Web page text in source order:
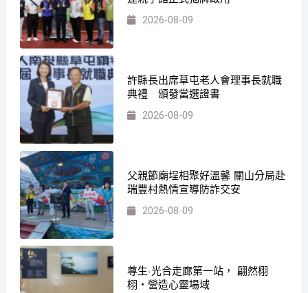
2026-08-09
許縣長出席草屯老人會理事長就職
典禮 頒發當選證書
2026-08-09
父親節廟埕相聚好溫馨 關山分局赴
瑞豐村熱情宣導防詐交安
2026-08-09
尊生·光合走廊第一站， 翩然栩
栩・營造心靈場域